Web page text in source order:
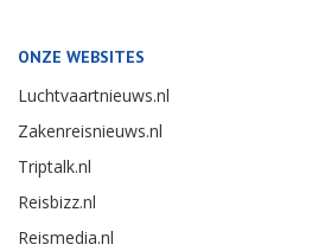
ONZE WEBSITES
Luchtvaartnieuws.nl
Zakenreisnieuws.nl
Triptalk.nl
Reisbizz.nl
Reismedia.nl